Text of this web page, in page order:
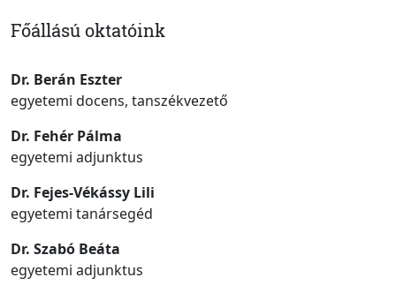
Főállású oktatóink
Dr. Berán Eszter
egyetemi docens, tanszékvezető
Dr. Fehér Pálma
egyetemi adjunktus
Dr. Fejes-Vékássy Lili
egyetemi tanársegéd
Dr. Szabó Beáta
egyetemi adjunktus